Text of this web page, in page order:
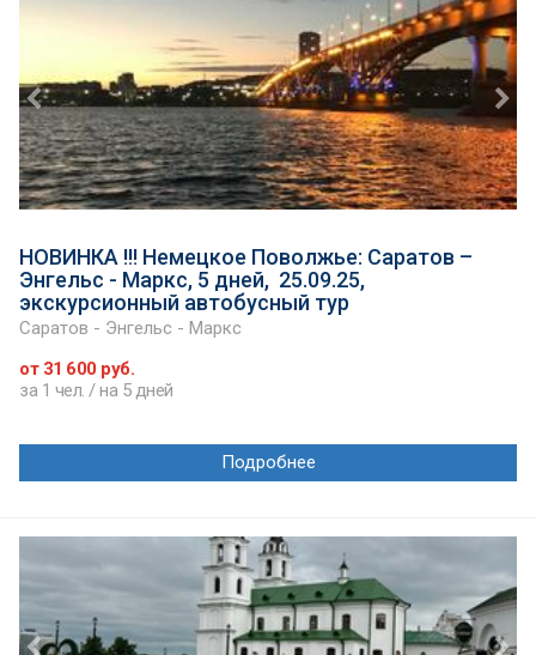
НОВИНКА !!! Немецкое Поволжье: Саратов –
Энгельс - Маркс, 5 дней, 25.09.25,
экскурсионный автобусный тур
Саратов - Энгельс - Маркс
от 31 600 руб.
за 1 чел. / на 5 дней
Подробнее